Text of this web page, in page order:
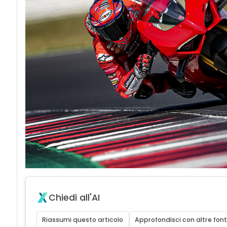
Chiedi all'AI
Riassumi questo articolo Approfondisci con altre